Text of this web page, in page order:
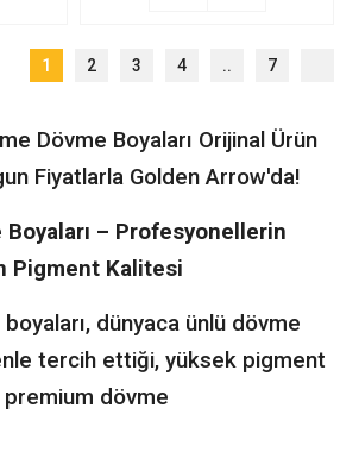
1 2 3 4 .. 7
Dövme Boyaları Orijinal Ürün
Fiyatlarla Golden Arrow'da!
– Profesyonellerin
Pigment Kalitesi
dünyaca ünlü dövme
tercih ettiği, yüksek pigment
dövme